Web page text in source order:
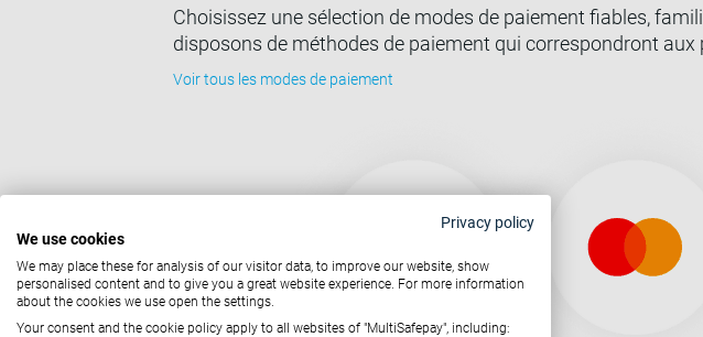
Choisissez une sélection de modes de paiement fiables,
disposons de méthodes de paiement qui correspondront aux
Voir tous les modes de paiement
Privacy policy
We use cookies
We may place these for analysis of our visitor data, to improve our website, show
personalised content and to give you a great website experience. For more information
about the cookies we use open the settings.
Your consent and the cookie policy apply to all websites of "MultiSafepay", including: